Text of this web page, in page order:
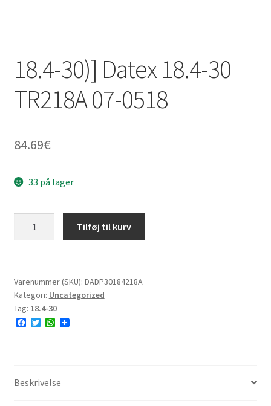
18.4-30)] Datex 18.4-30
TR218A 07-0518
84.69€
33 på lager
30
TR218A
07-
0518
Tilføj til kurv
Varenummer (SKU): DADP30184218A
Kategori: Uncategorized
Tag: 18.4-30
F
o
k
T
r
W
p
p
Beskrivelse